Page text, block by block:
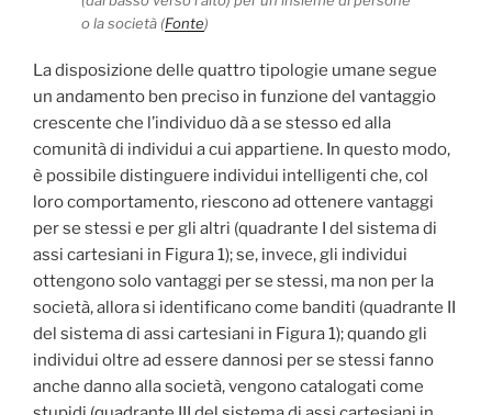
o la società (Fonte)
La disposizione delle quattro tipologie umane segue
un andamento ben preciso in funzione del vantaggio
crescente che l’individuo dà a se stesso ed alla
comunità di individui a cui appartiene. In questo modo,
è possibile distinguere individui intelligenti che, col
loro comportamento, riescono ad ottenere vantaggi
per se stessi e per gli altri (quadrante I del sistema di
assi cartesiani in Figura 1); se, invece, gli individui
ottengono solo vantaggi per se stessi, ma non per la
società, allora si identificano come banditi (quadrante II
del sistema di assi cartesiani in Figura 1); quando gli
individui oltre ad essere dannosi per se stessi fanno
anche danno alla società, vengono catalogati come